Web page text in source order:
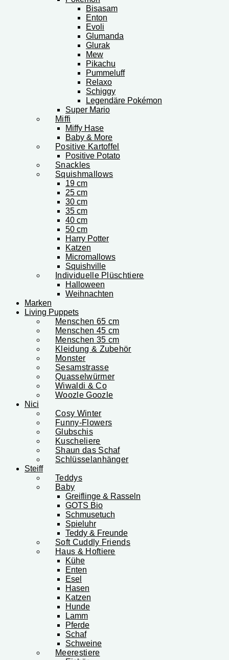
Bisasam
Enton
Evoli
Glumanda
Glurak
Mew
Pikachu
Pummeluff
Relaxo
Schiggy
Legendäre Pokémon
Super Mario
Miffi
Miffy Hase
Baby & More
Positive Kartoffel
Positive Potato
Snackles
Squishmallows
19 cm
25 cm
30 cm
35 cm
40 cm
50 cm
Harry Potter
Katzen
Micromallows
Squishville
Individuelle Plüschtiere
Halloween
Weihnachten
Marken
Living Puppets
Menschen 65 cm
Menschen 45 cm
Menschen 35 cm
Kleidung & Zubehör
Monster
Sesamstrasse
Quasselwürmer
Wiwaldi & Co
Woozle Goozle
Nici
Cosy Winter
Funny-Flowers
Glubschis
Kuscheliere
Shaun das Schaf
Schlüsselanhänger
Steiff
Teddys
Baby
Greiflinge & Rasseln
GOTS Bio
Schmusetuch
Spieluhr
Teddy & Freunde
Soft Cuddly Friends
Haus & Hoftiere
Kühe
Enten
Esel
Hasen
Katzen
Hunde
Lamm
Pferde
Schaf
Schweine
Meerestiere